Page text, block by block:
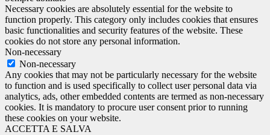
Necessary cookies are absolutely essential for the website to
function properly. This category only includes cookies that ensures
basic functionalities and security features of the website. These
cookies do not store any personal information.
Non-necessary
Non-necessary
Any cookies that may not be particularly necessary for the website
to function and is used specifically to collect user personal data via
analytics, ads, other embedded contents are termed as non-necessary
cookies. It is mandatory to procure user consent prior to running
these cookies on your website.
ACCETTA E SALVA